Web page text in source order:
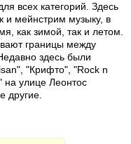
всех категорий. Здесь
и мейнстрим музыку, в
как зимой, так и летом.
границы между
Недавно здесь были
"Крифто", "Rock n
на улице Леонтос
другие.